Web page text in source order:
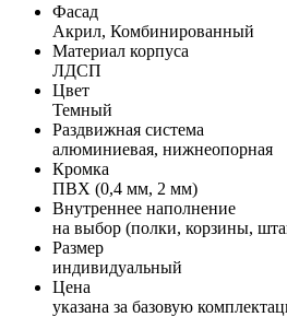
Фасад
Акрил, Комбинированный
Материал корпуса
ЛДСП
Цвет
Темный
Раздвижная система
алюминиевая, нижнеопорная
Кромка
ПВХ (0,4 мм, 2 мм)
Внутреннее наполнение
на выбор (полки, корзины,
Размер
индивидуальный
Цена
указана за базовую